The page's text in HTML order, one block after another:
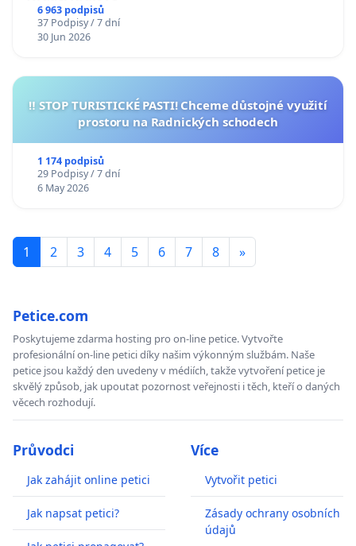
6 963 podpisů
37 Podpisy / 7 dní
30 Jun 2026
‼️ STOP TURISTICKÉ PASTI! Chceme důstojné využití
prostoru na Radnických schodech
1 174 podpisů
29 Podpisy / 7 dní
6 May 2026
1 2 3 4 5 6 7 8 »
Petice.com
Poskytujeme zdarma hosting pro on-line petice. Vytvořte
profesionální on-line petici díky našim výkonným službám. Naše
petice jsou každý den uvedeny v médiích, takže vytvoření petice je
skvělý způsob, jak upoutat pozornost veřejnosti i těch, kteří o daných
věcech rozhodují.
Průvodci
Jak zahájit online petici
Jak napsat petici?
Více
Vytvořit petici
Zásady ochrany osobních
údajů